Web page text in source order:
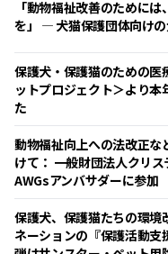
「動物福祉改善のために
を」 ― 犬猫保護団体向け
保護犬・保護猫のための医
ットプロジェクト＞より
た
動物福祉向上への法改正な
けて： 一般財団法人クリ
AWGsアンバサダーに参加
保護犬、保護猫たちの環境
ネーションの『保護活動支